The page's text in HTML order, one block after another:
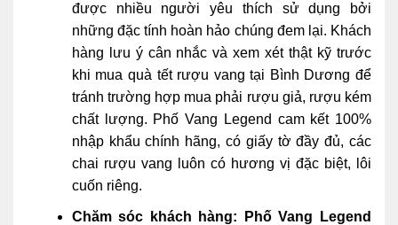
được nhiều người yêu thích sử dụng bởi
những đặc tính hoàn hảo chúng đem lại. Khách
hàng lưu ý cân nhắc và xem xét thật kỹ trước
khi mua quà tết rượu vang tại Bình Dương để
tránh trường hợp mua phải rượu giả, rượu kém
chất lượng. Phố Vang Legend cam kết 100%
nhập khẩu chính hãng, có giấy tờ đầy đủ, các
chai rượu vang luôn có hương vị đặc biệt, lôi
cuốn riêng.
Chăm sóc khách hàng:
Phố Vang Legend